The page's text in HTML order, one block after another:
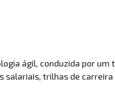
ágil, conduzida por
trilhas de